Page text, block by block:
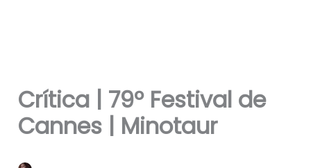
Crítica | 79º Festival de
Cannes | Minotaur